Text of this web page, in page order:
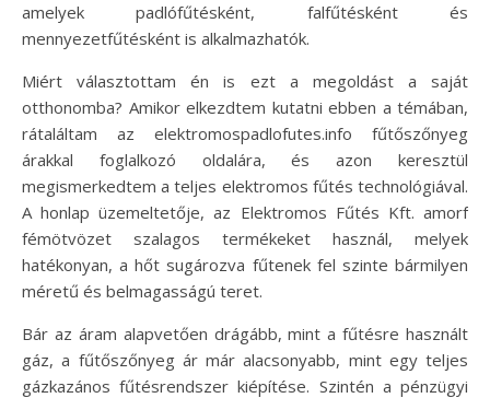
amelyek padlófűtésként, falfűtésként és
mennyezetfűtésként is alkalmazhatók.
Miért választottam én is ezt a megoldást a saját
otthonomba? Amikor elkezdtem kutatni ebben a témában,
rátaláltam az elektromospadlofutes.info fűtőszőnyeg
árakkal foglalkozó oldalára, és azon keresztül
megismerkedtem a teljes elektromos fűtés technológiával.
A honlap üzemeltetője, az Elektromos Fűtés Kft. amorf
fémötvözet szalagos termékeket használ, melyek
hatékonyan, a hőt sugározva fűtenek fel szinte bármilyen
méretű és belmagasságú teret.
Bár az áram alapvetően drágább, mint a fűtésre használt
gáz, a fűtőszőnyeg ár már alacsonyabb, mint egy teljes
gázkazános fűtésrendszer kiépítése. Szintén a pénzügyi